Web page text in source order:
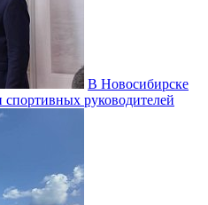
В Новосибирске
руководителей